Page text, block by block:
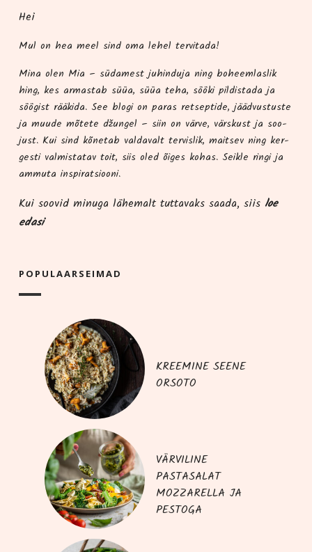
Hei
Mul on hea meel sind oma lehel tervitada!
Mina olen Mia – süda­me­st juhindu­ja ning boheem­las­lik
hing, kes armas­tab süüa, süüa teha, söö­ki pil­dis­ta­da ja
söö­gist rää­ki­da. See blo­gi on paras ret­sep­ti­de, jääd­vus­tus­te
ja muu­de mõte­te džun­gel – siin on vär­ve, värs­kust ja soo­
just. Kui sind kõne­tab val­da­valt ter­vis­lik, mait­sev ning ker­
ges­ti val­mis­ta­tav toit, siis oled õiges kohas. Seik­le rin­gi ja
ammu­ta inspiratsiooni.
Kui soo­vid minu­ga lähe­malt tut­ta­vaks saa­da, siis loe
edasi
POPU­LAAR­SEI­MAD
KREEMINE SEENE
ORSOTO
VÄRVILINE
PASTASALAT
MOZZARELLA JA
PESTOGA